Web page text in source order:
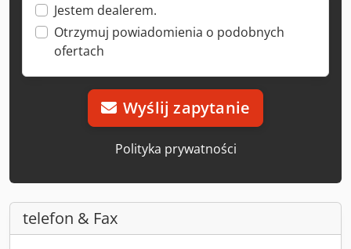
Jestem dealerem.
Otrzymuj powiadomienia o podobnych
ofertach
Wyślij zapytanie
Polityka prywatności
telefon & Fax